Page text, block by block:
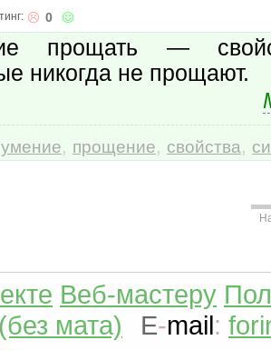
0
прощать —
никогда не прощают.
умение, прощение, свойства,
Веб-мастеру
мата)
E-mail: